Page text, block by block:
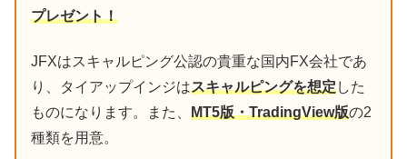
プレゼント！
JFXはスキャルピング公認の貴重な国内FX会社であ
り、タイアップインジはスキャルピングを想定した
ものになります。また、 MT5版・TradingView版の2
種類を用意。